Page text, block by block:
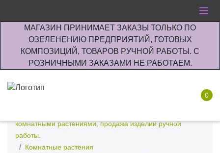
МАГАЗИН ПРИНИМАЕТ ЗАКАЗЫ ТОЛЬКО ПО
ОЗЕЛЕНЕНИЮ ПРЕДПРИЯТИЙ, ГОТОВЫХ
КОМПОЗИЦИЙ, ТОВАРОВ РУЧНОЙ РАБОТЫ. С
РОЗНИЧНЫМИ ЗАКАЗАМИ НЕ РАБОТАЕМ.
0
комнатными растениями, продажа изделий ручной
работы.
Комнатные растения